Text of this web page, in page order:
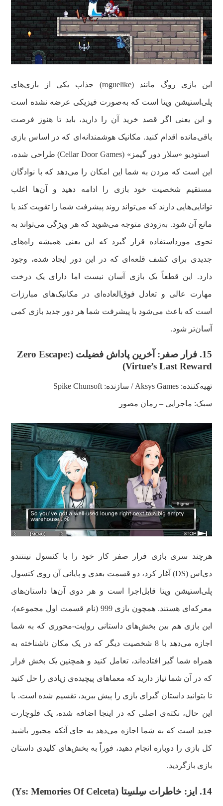
این بازی روگ‌‌ مانند (roguelike) جذاب یکی از بازی‌های
پلی‌استیشن ویتا است که به‌صورت فیزیکی عرضه نشده است
و این یعنی اگر قصد خرید آن را دارید، باید تا هنوز فرصت
باقی‌مانده اقدام کنید. مکانیک هوشمندانه‌ای که در اساس بازی
استودیو «سلار دور گیمز» (Cellar Door Games) طراحی شده،
این است که مردن به شما این امکان را می‌دهد که با نوادگان
مستقیم شخصیت خود بازی را ادامه دهید و آن‌ها اغلب
توانایی‌هایی دارند که می‌تواند روند پیشرفت شما را تقویت کند یا
مانع آن شود. به‌زودی متوجه می‌شوید که هر ویژگی می‌تواند به
نحوی مورداستفاده قرار گیرد که این یعنی همیشه راه‌های
جدیدی برای کشف قلعه‌ای که در این دور ایجاد شده، وجود
دارد. این قطعاً یک بازی آسان نیست اما دارای یک درخت
مهارت عالی و تعادل فوق‌العاده‌ای در مکانیک‌های مبارزات
است که باعث‌ می‌شود با پیشرفت شما هر دور جدید بازی کمی
آسان‌تر شود.
15. فرار صفر: آخرین پاداش فضیلت (Zero Escape:
Virtue’s Last Reward
)
تهیه‌کننده: Aksys Games / سازنده: Spike Chunsoft
سبک: ماجرایی – رمان مصور
هرچند سری بازی فرار صفر کار خود را با کنسول نینتندو
دی‌اس (DS) آغاز کرد، دو قسمت بعدی و پایانی آن روی کنسول
پلی‌استیشن ویتا قابل‌اجرا است و هر دوی آن‌ها داستان‌های
معرکه‌ای هستند. همچون بازی 999 (نام قسمت اول مجموعه)،
این بازی هم بین بخش‌های داستانی روایت-محوری که به شما
اجازه می‌دهد با 8 شخصیت دیگر که در یک مکان ناشناخته به
همراه شما گیر افتاده‌اند، تعامل کنید و همچنین یک بخش فرار
که در آن شما نیاز دارید که معماهای پیچیده‌ی زیادی را حل کنید
تا بتوانید داستان گیرای بازی را پیش ببرید، تقسیم شده است. با
این حال، نکته‌ی اصلی که در اینجا اضافه شده، یک فلوچارت
جدید است که به شما اجازه می‌دهد به جای آنکه مجبور باشید
کل بازی را دوباره انجام دهید، فوراً به بخش‌های کلیدی داستان
بازی بازگردید.
14. ایز: خاطرات سِلسِتا (Ys: Memories Of Celceta
)